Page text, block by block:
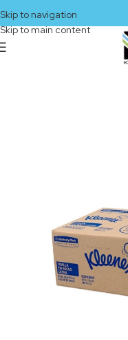
Skip to navigation
Skip to main content